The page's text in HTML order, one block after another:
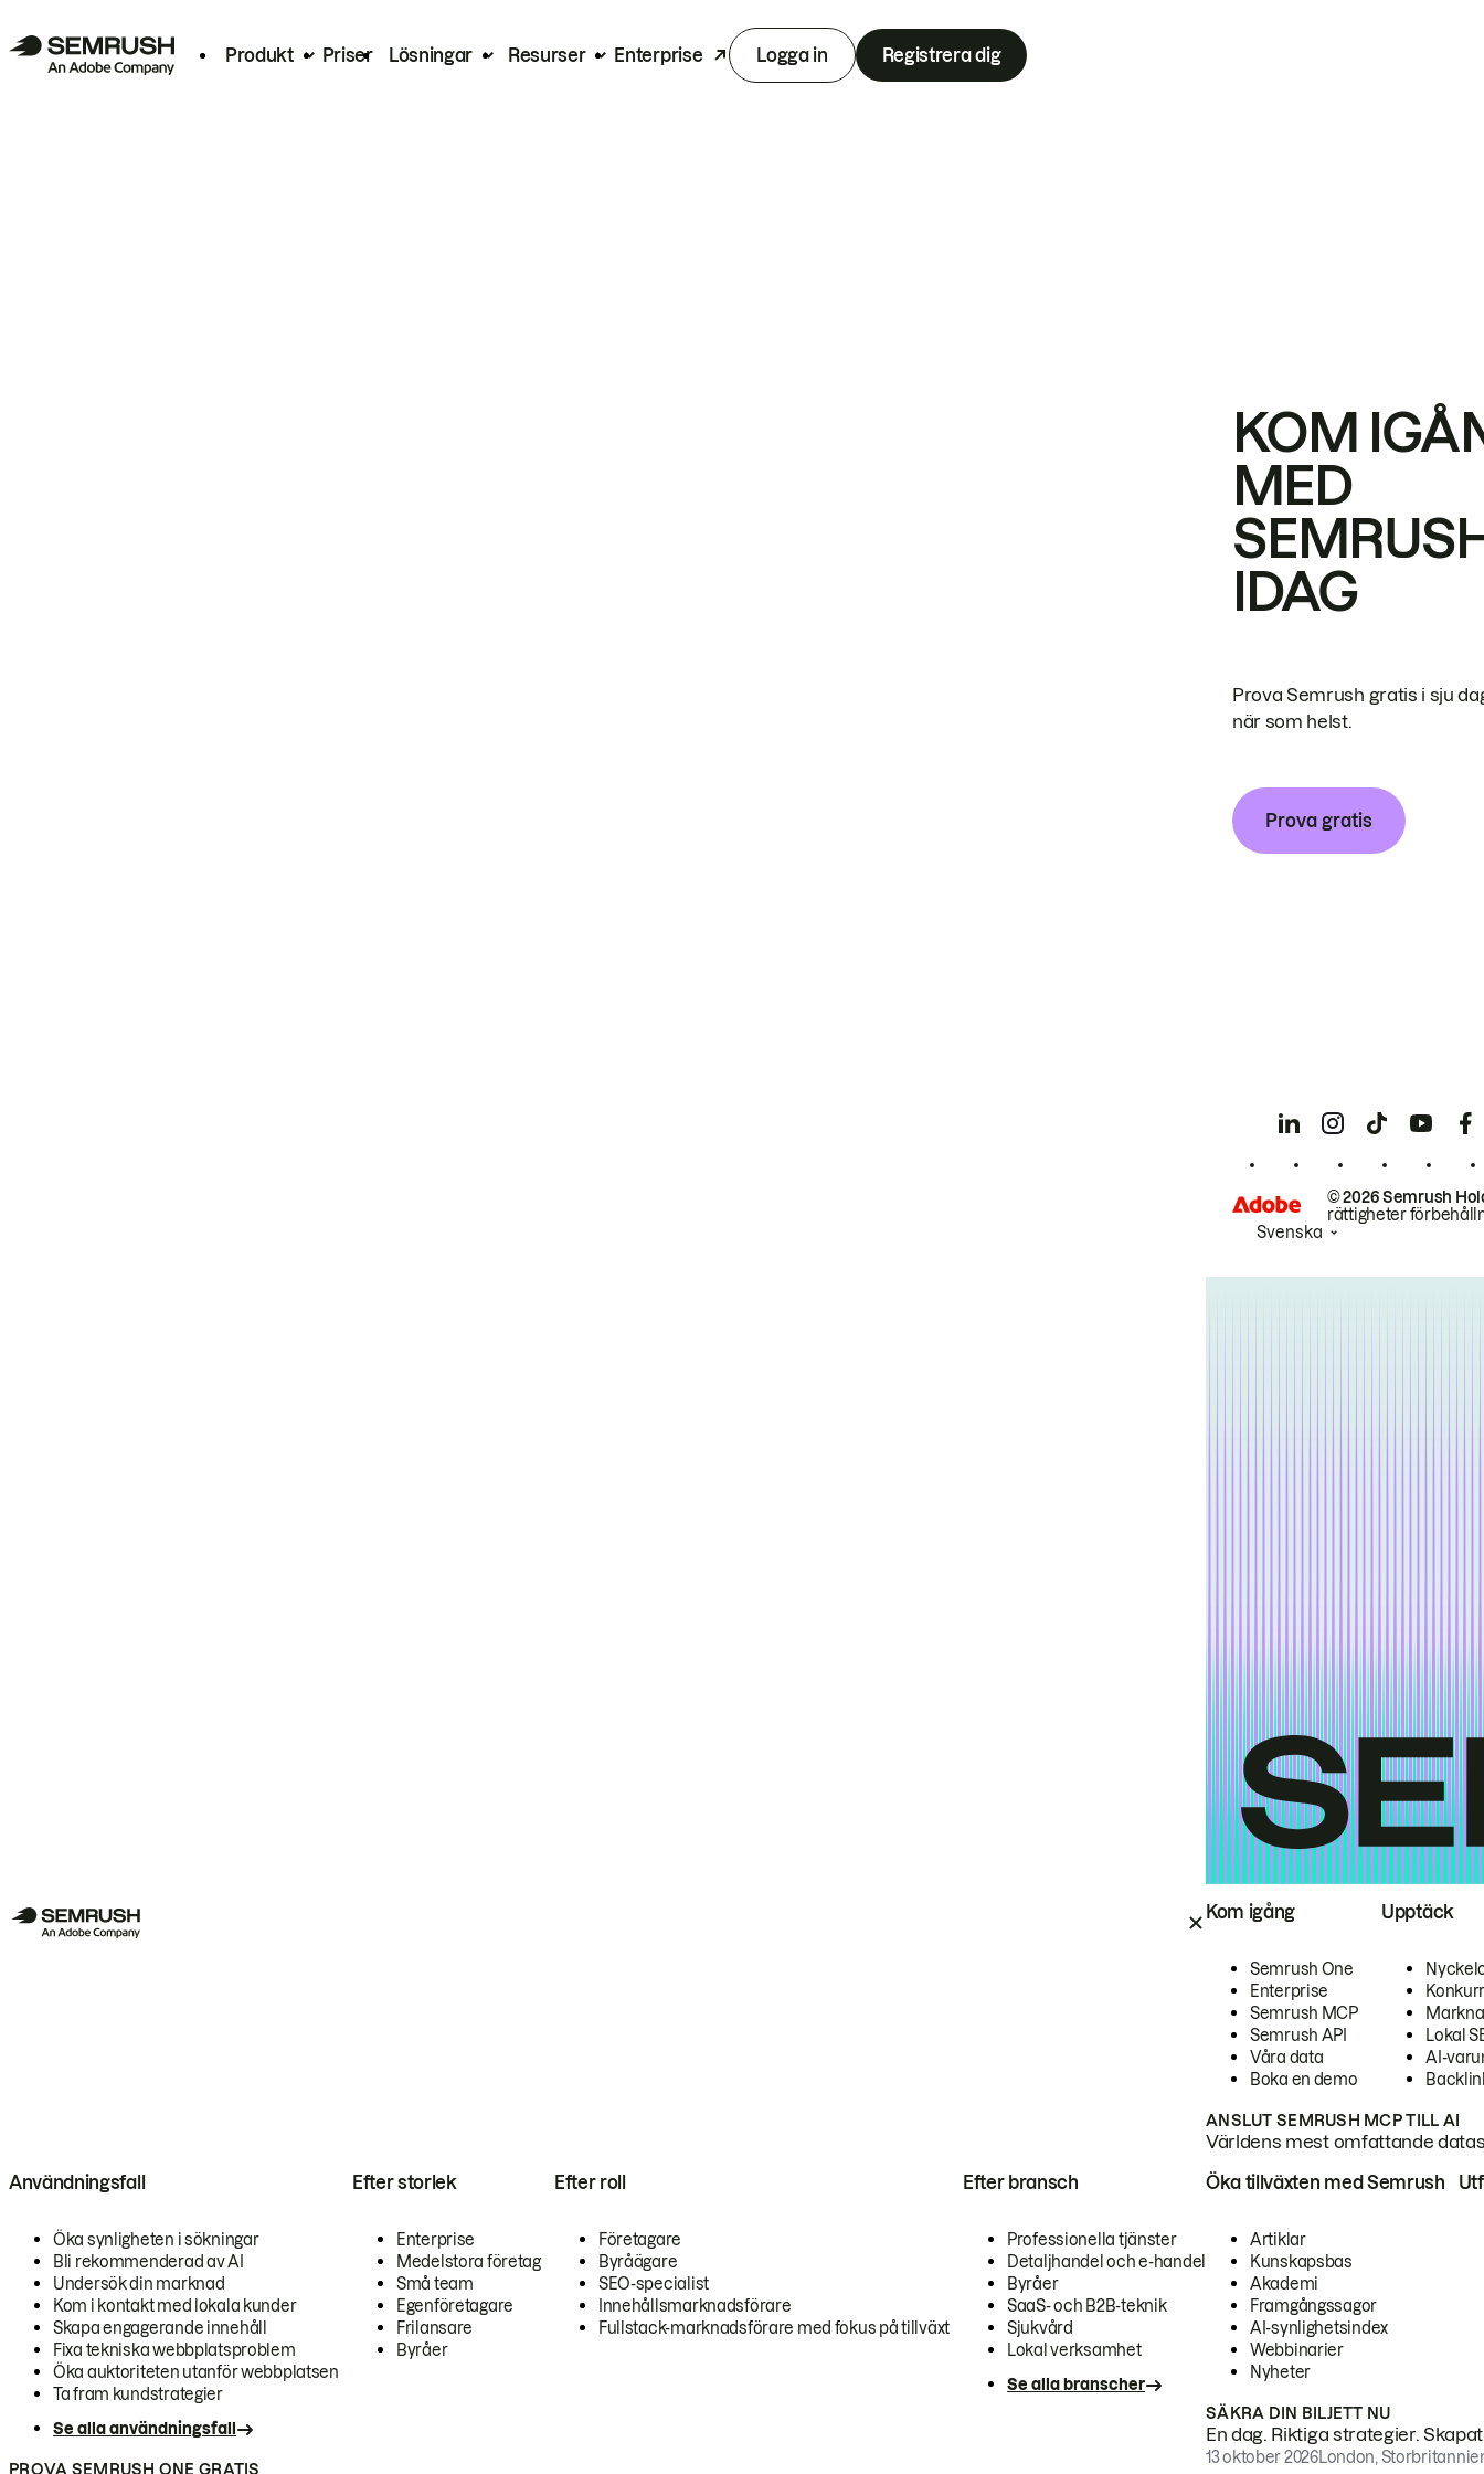
Produkt Priser Lösningar Resurser Enterprise Logga in Registrera dig
Kom igång
Semrush One
Enterprise
Semrush MCP
Semrush API
Våra data
Boka en demo
Upptäck
Lokal
AI-
ANSLUT SEMRUSH MCP TILL AI
Världens mest omfattande
Användningsfall
Öka synligheten i sökningar
Bli rekommenderad av AI
Undersök din marknad
Kom i kontakt med lokala kunder
Skapa engagerande innehåll
Fixa tekniska webbplatsproblem
Öka auktoriteten utanför webbplatsen
Ta fram kundstrategier
Se alla användningsfall
Efter storlek
Enterprise
Medelstora företag
Små team
Egenföretagare
Frilansare
Byråer
Efter roll
Företagare
Byråägare
SEO-specialist
Innehållsmarknadsförare
Fullstack-marknadsförare med fokus på tillväxt
Efter bransch
Professionella tjänster
Detaljhandel och e-handel
Byråer
SaaS- och B2B-teknik
Sjukvård
Lokal verksamhet
Se alla branscher
PROVA SEMRUSH ONE GRATIS
Öka tillväxten med Semrush
Artiklar
Kunskapsbas
Akademi
Framgångssagor
AI-synlighetsindex
Webbinarier
Nyheter
SÄKRA DIN BILJETT NU
En dag. Riktiga strategier.
13 oktober 2026London,
KOM
MED
IDAG
Prova Semrush gratis i sju
när som helst.
Prova gratis
© 2026 Semrush
rättigheter
Svenska